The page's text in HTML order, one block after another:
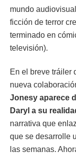
mundo
ficción de terror
terminado en
televisión).
En el breve tráiler
nueva
Jonesy aparece
Daryl a su
narrativa que
que se desarrolle
las semanas.